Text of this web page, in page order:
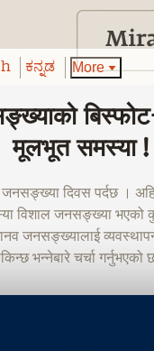
ಕನ್ನಡ More
मूलभूत समस्या !
जनसङ्ख्या दिवस पर्दछ ।
विशाल जनसङ्ख्या भएको
जनसङ्ख्यालाई
भन्नेबारे चर्चा गर्नुभएको